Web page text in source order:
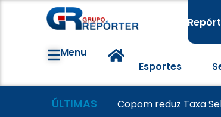
Menu
Esportes
ÚLTIMAS Grêmio vence o
Colorado visita o
Copom reduz Taxa